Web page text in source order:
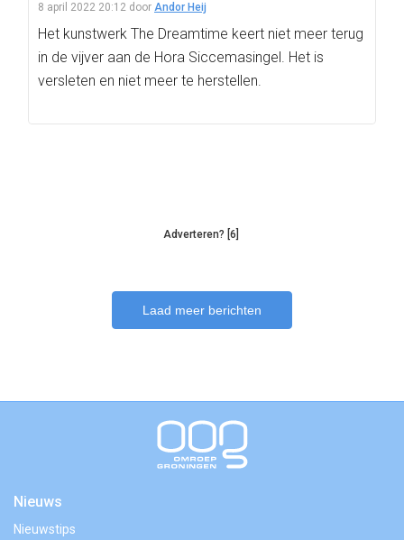
8 april 2022 20:12 door Andor Heij
Het kunstwerk The Dreamtime keert niet meer terug
in de vijver aan de Hora Siccemasingel. Het is
versleten en niet meer te herstellen.
Adverteren? [6]
Laad meer berichten
Nieuws
Nieuwstips